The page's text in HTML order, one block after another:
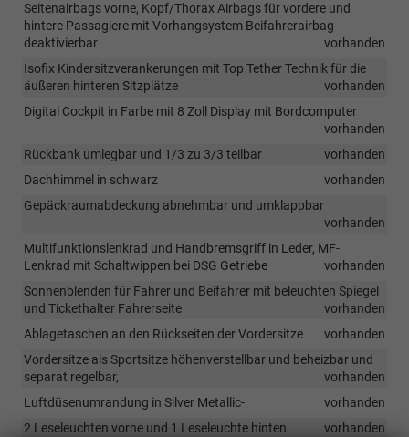
Seitenairbags vorne, Kopf/Thorax Airbags für vordere und
hintere Passagiere mit Vorhangsystem Beifahrerairbag
deaktivierbar
vorhanden
Isofix Kindersitzverankerungen mit Top Tether Technik für die
äußeren hinteren Sitzplätze
vorhanden
Digital Cockpit in Farbe mit 8 Zoll Display mit Bordcomputer
vorhanden
Rückbank umlegbar und 1/3 zu 3/3 teilbar
vorhanden
Dachhimmel in schwarz
vorhanden
Gepäckraumabdeckung abnehmbar und umklappbar
vorhanden
Multifunktionslenkrad und Handbremsgriff in Leder, MF-
Lenkrad mit Schaltwippen bei DSG Getriebe
vorhanden
Sonnenblenden für Fahrer und Beifahrer mit beleuchten Spiegel
und Tickethalter Fahrerseite
vorhanden
Ablagetaschen an den Rückseiten der Vordersitze
vorhanden
Vordersitze als Sportsitze höhenverstellbar und beheizbar und
separat regelbar,
vorhanden
Luftdüsenumrandung in Silver Metallic-
vorhanden
2 Leseleuchten vorne und 1 Leseleuchte hinten
vorhanden